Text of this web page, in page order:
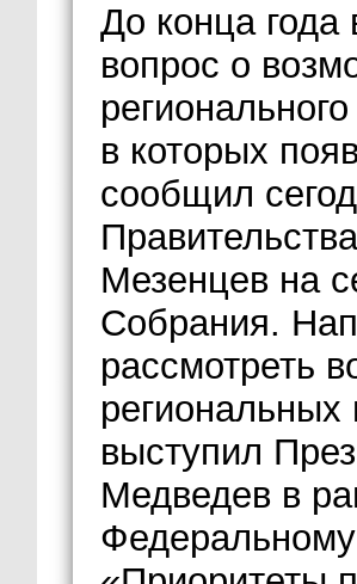
До конца года
вопрос о
в которых
сообщил
Мезенцев на
Собрания.
рассмотреть
региональных
выступил
Медведев в